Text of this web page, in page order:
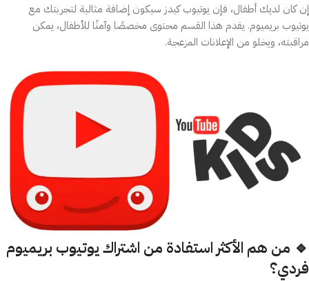
إن كان لديك أطفال، فإن يوتيوب كيدز سيكون إضافة مثالية لتجربتك مع
يوتيوب بريميوم. يقدم هذا القسم محتوى مخصصًا وآمنًا للأطفال، يمكن
مراقبته، ويخلو من الإعلانات المزعجة.
🔹 من هم الأكثر استفادة من اشتراك يوتيوب بريميوم
فردي؟